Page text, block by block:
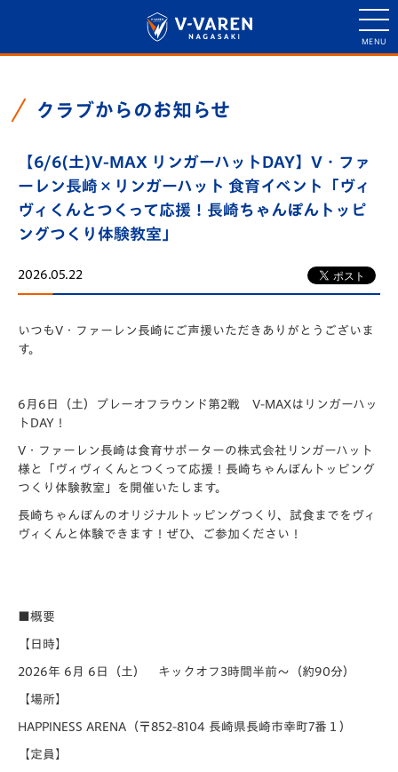
クラブからのお知らせ
【6/6(土)V-MAX リンガーハットDAY】V・ファ
ーレン長崎×リンガーハット 食育イベント「ヴィ
ヴィくんとつくって応援！長崎ちゃんぽんトッピ
ングつくり体験教室」
2026.05.22
いつもV・ ファーレン長崎にご声援いただきありがとうございま
す。
6月6日（土）プレーオフラウンド第2戦 V-MAXはリンガーハッ
トDAY！
V・ファーレン長崎は食育サポーターの株式会社リンガーハット
様と「ヴィヴィくんとつくって応援！長崎ちゃんぽんトッピング
つくり体験教室」
を開催いたします。
長崎ちゃんぽんのオリジナルトッピングつくり、試食までをヴィ
ヴィくんと体験できます！ぜひ、ご参加ください！
■概要
【日時】
2026年 6月 6日（土） キックオフ3時間半前～（約90分）
【場所】
HAPPINESS ARENA（〒852-8104 長崎県長崎市幸町7番１）
【定員】